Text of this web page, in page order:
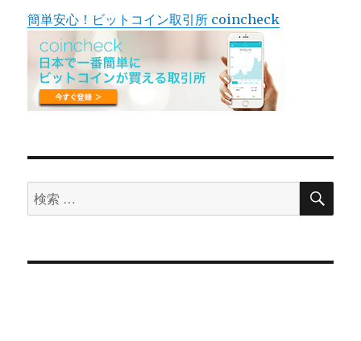
レ
と
評
判
に
ョ
ン
簡単安心！ビットコイン取引所 coincheck
検
索
象:
検